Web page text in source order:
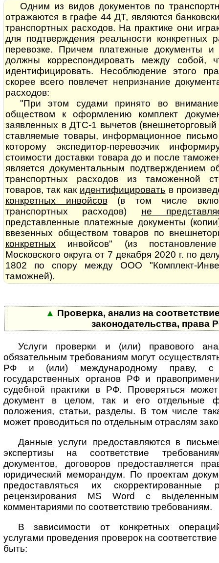
Одним из видов документов по
отражаются в графе 44 ДТ, являются
транспортных расходов. На практике они
для подтверждения реальности конкретных
перевозке. Причем платежные документы и
должны корреспондировать между
идентифицировать. Несоблюдение этого
скорее всего повлечет непризнание
расходов:
"При этом судами принято во
обществом к оформлению комплект
заявленных в ДТС-1 вычетов (внешнеторговый
став­ля­е­мые товары, информационное письмо
которому экспедитор-перевозчик
стоимости доставки товара до и после
является до­ку­мен­таль­ным подтверждением
транспортных расходов из таможенной
товаров, так как идентифицировать в
конкретных инвойсов(в том числе
транспортных расходов) не
представленные платежные документы
ввезенных обществом товаров по
конкретных инвойсов" (из
Московского округа от 7 де­каб­ря 2020 г. по
1802 по спору между ООО "Комплект-
таможней).
▲ Проверка, анализ на
законодательства, права
Услуги проверки и (или) правового
обязательным требованиям могут
РФ и (или) международному праву, с
государственных органов РФ и
судебной практики в РФ. Проверяться
документ в целом, так и его отдельные
положения, статьи, разделы. В том числе
может проводиться по отдельным отраслям
Данные услуги предоставляются в
экспертизы на соответствие
документов, договоров предоставляется
юридический меморандум. По проектам
предоставляться их
рецензирования MS Word с
комментариями по соответствию требованиям.
В зависимости от конкретных
услугами проведения проверок на
быть: